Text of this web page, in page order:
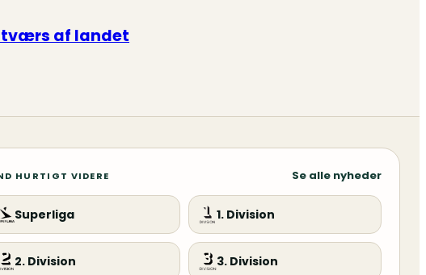
tværs af landet
HURTIGT VIDERE Se alle nyheder
Superliga 1. Division
2. Division 3. Division